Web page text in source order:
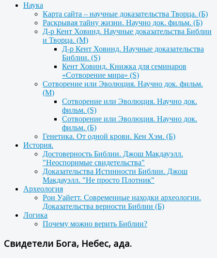
Наука
Карта сайта – научные доказательства Творца. (Б)
Раскрывая тайну жизни. Научно док. фильм. (Б)
Д-р Кент Ховинд. Научные доказательства Библии
и Творца. (М)
Д-р Кент Ховинд. Научные доказательства
Библии. (S)
Кент Ховинд. Книжка для семинаров
«Сотворение мира» (S)
Сотворение или Эволюция. Научно док. фильм.
(М)
Сотворение или Эволюция. Научно док.
фильм. (S)
Сотворение или Эволюция. Научно док.
фильм. (Б)
Генетика. От одной крови. Кен Хэм. (Б)
История.
Достоверность Библии. Джош Макдауэлл.
"Неоспоримые свидетельства"
Доказательства Истинности Библии. Джош
Макдауэлл. "Не просто Плотник"
Археология
Рон Уайетт. Современные находки археологии.
Доказательства верности Библии (Б)
Логика
Почему можно верить Библии?
Свидетели Бога, Небес, ада.